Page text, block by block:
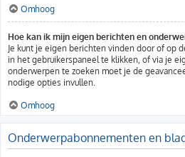
Omhoog
Hoe kan ik mijn eigen berichten en
Je kunt je eigen berichten vinden door of op
in het gebruikerspaneel te klikken, of via je
onderwerpen te zoeken moet je de
nodige opties invullen.
Omhoog
Onderwerpabonnementen en